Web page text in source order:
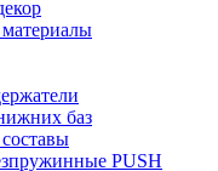
баз
PUSH